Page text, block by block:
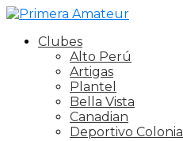
Clubes
Alto Perú
Artigas
Plantel
Bella Vista
Canadian
Deportivo Colonia